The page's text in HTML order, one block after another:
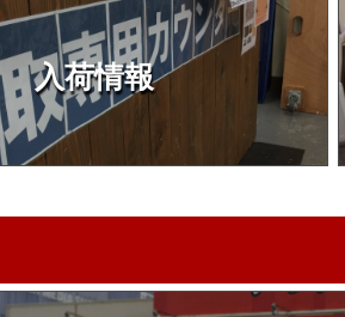
入荷情報